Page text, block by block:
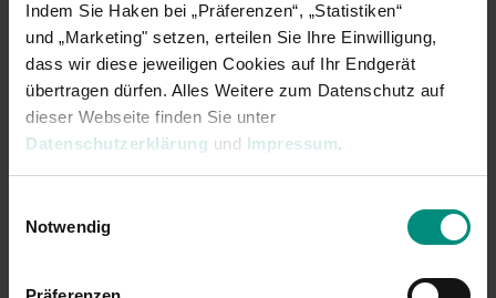
Indem Sie Haken bei „Präferenzen“, „Statistiken“
und „Marketing" setzen, erteilen Sie Ihre Einwilligung,
dass wir diese jeweiligen Cookies auf Ihr Endgerät
übertragen dürfen. Alles Weitere zum Datenschutz auf
dieser Webseite finden Sie unter
Datenschutzerklärung und Impressum.
Notwendig